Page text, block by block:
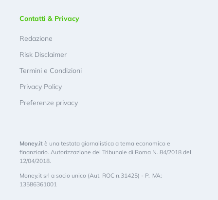
Contatti & Privacy
Redazione
Risk Disclaimer
Termini e Condizioni
Privacy Policy
Preferenze privacy
Money.it è una testata giornalistica a tema economico e
finanziario. Autorizzazione del Tribunale di Roma N. 84/2018 del
12/04/2018.
Money.it srl a socio unico (Aut. ROC n.31425) - P. IVA:
13586361001